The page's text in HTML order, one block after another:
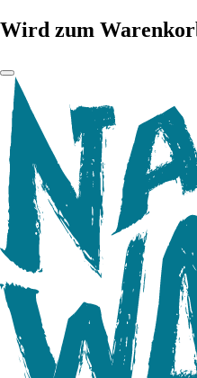
Wird zum